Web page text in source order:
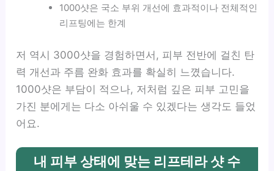
1000샷은 국소 부위 개선에 효과적이나 전체적인
리프팅에는 한계
저 역시 3000샷을 경험하면서, 피부 전반에 걸친 탄
력 개선과 주름 완화 효과를 확실히 느꼈습니다.
1000샷은 부담이 적으나, 저처럼 깊은 피부 고민을
가진 분에게는 다소 아쉬울 수 있겠다는 생각도 들었
어요.
내 피부 상태에 맞는 리프테라 샷 수